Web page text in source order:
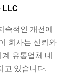
LLC
속적인 개선에
회사는 신뢰와
유통업체 네
고 있습니다.